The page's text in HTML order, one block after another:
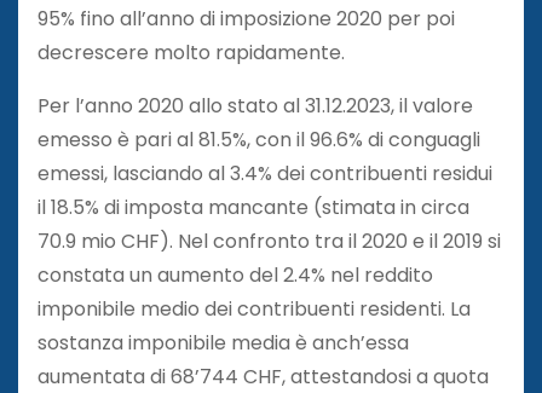
95% fino all’anno di imposizione 2020 per poi
decrescere molto rapidamente.
Per l’anno 2020 allo stato al 31.12.2023, il valore
emesso è pari al 81.5%, con il 96.6% di conguagli
emessi, lasciando al 3.4% dei contribuenti residui
il 18.5% di imposta mancante (stimata in circa
70.9 mio CHF). Nel confronto tra il 2020 e il 2019 si
constata un aumento del 2.4% nel reddito
imponibile medio dei contribuenti residenti. La
sostanza imponibile media è anch’essa
aumentata di 68’744 CHF, attestandosi a quota